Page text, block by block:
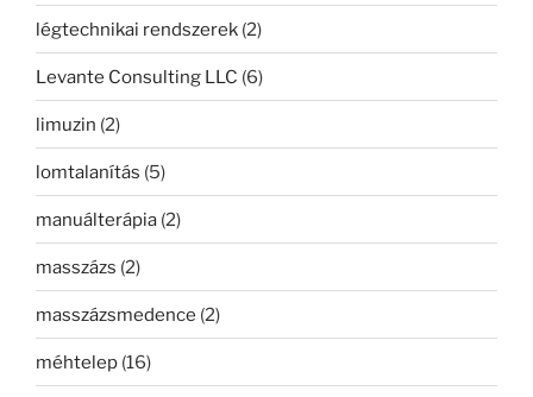
légtechnikai rendszerek (2)
Levante Consulting LLC (6)
limuzin (2)
lomtalanítás (5)
manuálterápia (2)
masszázs (2)
masszázsmedence (2)
méhtelep (16)